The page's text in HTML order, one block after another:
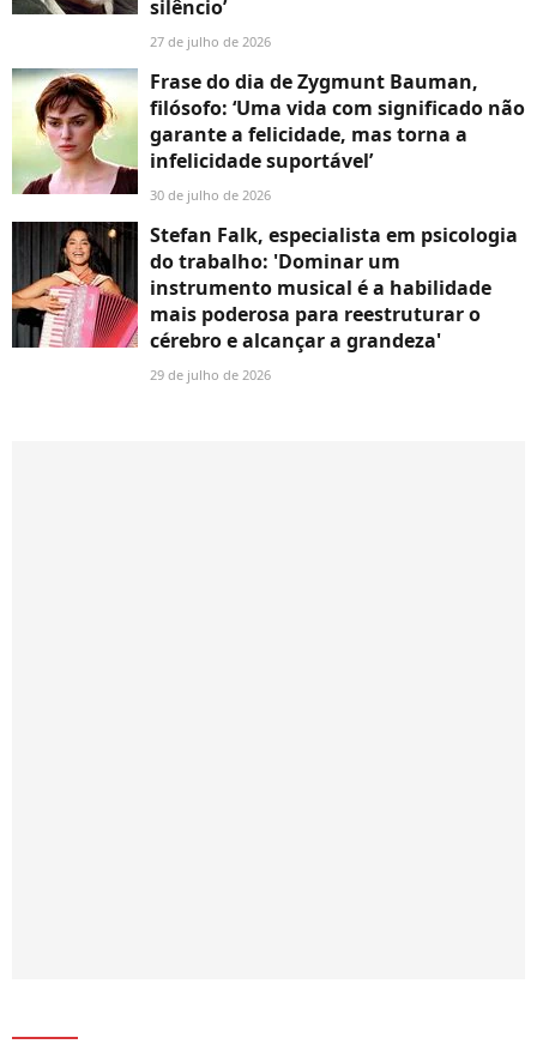
silêncio’
27 de julho de 2026
Frase do dia de Zygmunt Bauman,
filósofo: ‘Uma vida com significado não
garante a felicidade, mas torna a
infelicidade suportável’
30 de julho de 2026
Stefan Falk, especialista em psicologia
do trabalho: 'Dominar um
instrumento musical é a habilidade
mais poderosa para reestruturar o
cérebro e alcançar a grandeza'
29 de julho de 2026